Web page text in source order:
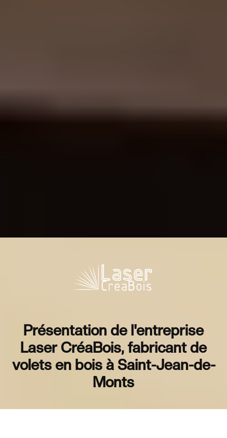
Présentation de l'entreprise
Laser CréaBois, fabricant de
volets en bois à Saint-Jean-de-
Monts